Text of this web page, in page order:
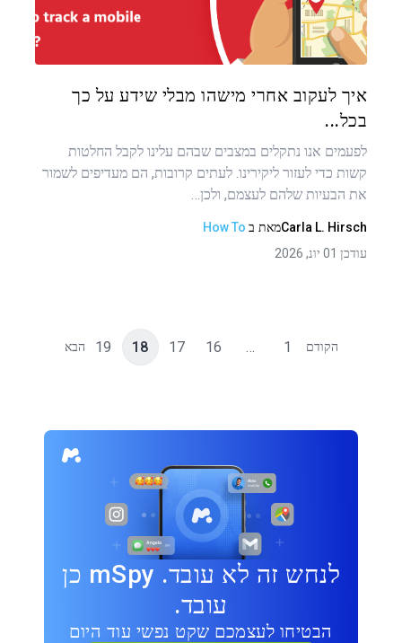
איך לעקוב אחרי מישהו מבלי שידע על כך
בכל...
לפעמים אנו נתקלים במצבים שבהם עלינו לקבל החלטות
קשות כדי לעזור ליקירינו. לעתים קרובות, הם מעדיפים לשמור
את הבעיות שלהם לעצמם, ולכן…
Carla L. Hirschמאת ב How To
עודכן 01 יונ, 2026
הקודם 1
…
16
17
18
19 הבא
לנחש זה לא עובד. mSpy כן
עובד.
הבטיחו לעצמכם שקט נפשי עוד היום